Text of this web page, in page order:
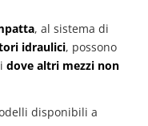
, al sistema di
idraulici, possono
dove altri mezzi non
disponibili a